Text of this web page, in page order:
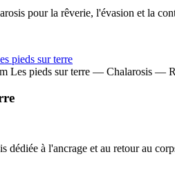
pour la rêverie, l'évasion et la
pieds sur terre
dédiée à l'ancrage et au retour au